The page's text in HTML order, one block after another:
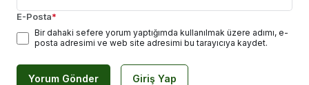
E-Posta*
Bir dahaki sefere yorum yaptığımda kullanılmak üzere adımı, e-
posta adresimi ve web site adresimi bu tarayıcıya kaydet.
Yorum Gönder Giriş Yap